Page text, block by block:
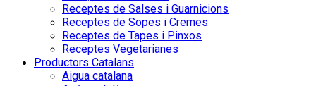
Receptes de Salses i Guarnicions
Receptes de Sopes i Cremes
Receptes de Tapes i Pinxos
Receptes Vegetarianes
Productors Catalans
Aigua catalana